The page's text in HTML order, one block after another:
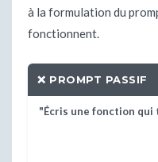
à la formulation du
fonctionnent.
❌ PROMPT PASSIF
"Écris une fonction